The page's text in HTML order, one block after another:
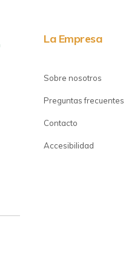
La Empresa
Sobre nosotros
Preguntas frecuentes
Contacto
Accesibilidad